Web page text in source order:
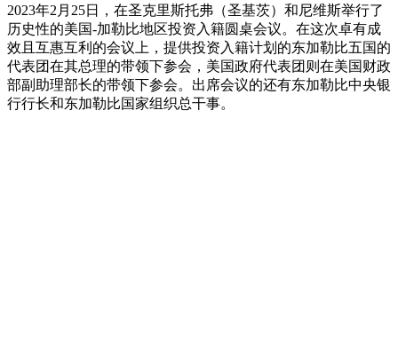
2023年2月25日，在圣克里斯托弗（圣基茨）和尼维斯举行了
历史性的美国-加勒比地区投资入籍圆桌会议。在这次卓有成
效且互惠互利的会议上，提供投资入籍计划的东加勒比五国的
代表团在其总理的带领下参会，美国政府代表团则在美国财政
部副助理部长的带领下参会。出席会议的还有东加勒比中央银
行行长和东加勒比国家组织总干事。